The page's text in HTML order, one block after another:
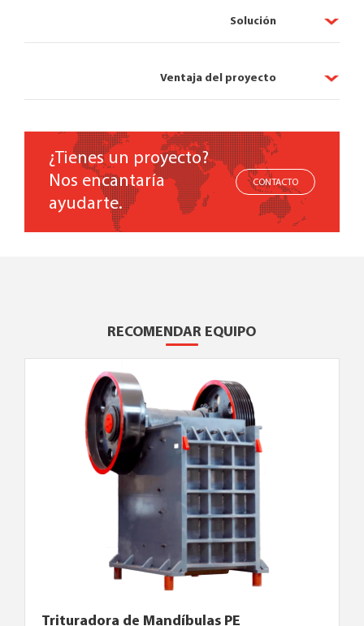
Solución
Ventaja del proyecto
¿Tienes un proyecto?
Nos encantaría
ayudarte.
CONTACTO
RECOMENDAR EQUIPO
Trituradora de Mandíbulas PE